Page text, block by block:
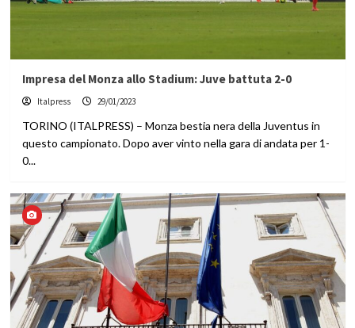
Impresa del Monza allo Stadium: Juve battuta 2-0
Italpress 29/01/2023
TORINO (ITALPRESS) – Monza bestia nera della Juventus in
questo campionato. Dopo aver vinto nella gara di andata per 1-
0...